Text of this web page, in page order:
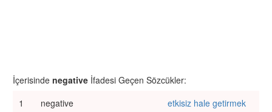
İçerisinde negative İfadesi Geçen Sözcükler:
1
negative
etkisiz hale getirmek